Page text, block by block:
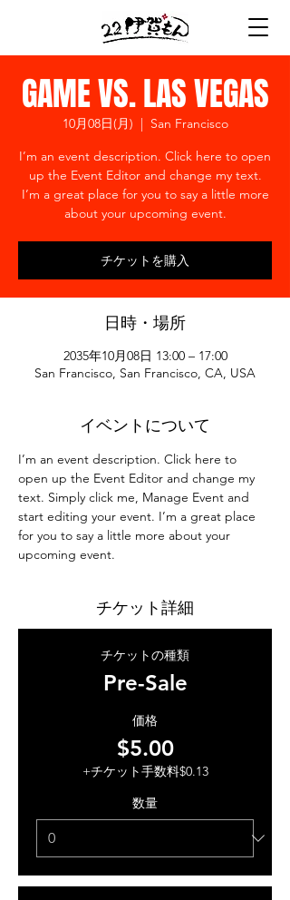
GAME VS. LAS VEGAS
10月08日(月)
  |
San Francisco
I’m an event description. Click here to open
up the Event Editor and change my text.
I’m a great place for you to say a little more
about your upcoming event.
チケットを購入
日時・場所
2035年10月08日 13:00 – 17:00
San Francisco, San Francisco, CA, USA
イベントについて
I’m an event description. Click here to
open up the Event Editor and change my
text. Simply click me, Manage Event and
start editing your event. I’m a great place
for you to say a little more about your
upcoming event.
チケット詳細
チケットの種類
Pre-Sale
価格
$5.00
+チケット手数料$0.13
数量